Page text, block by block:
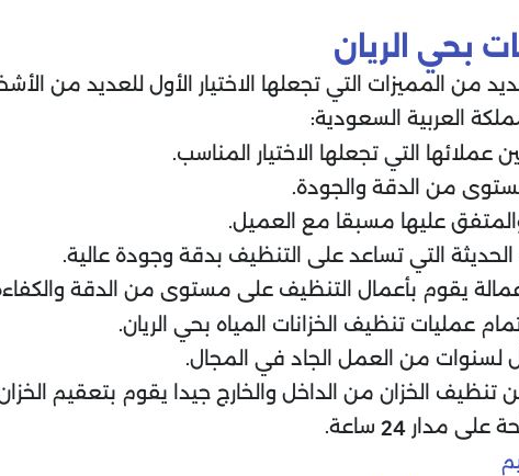
بحي الريان
من المميزات التي تجعلها الاختيار الأول للعديد من
العربية السعودية:
عملائها التي تجعلها الاختيار المناسب.
من الدقة والجودة.
والمتفق عليها مسبقا مع العميل.
التي تساعد على التنظيف بدقة وجودة عالية.
يقوم بأعمال التنظيف على مستوى من الدقة
عمليات تنظيف الخزانات المياه بحي الريان.
لسنوات من العمل الجاد في المجال.
تنظيف الخزان من الداخل والخارج جيدا يقوم بتعقيم
على مدار 24 ساعة.